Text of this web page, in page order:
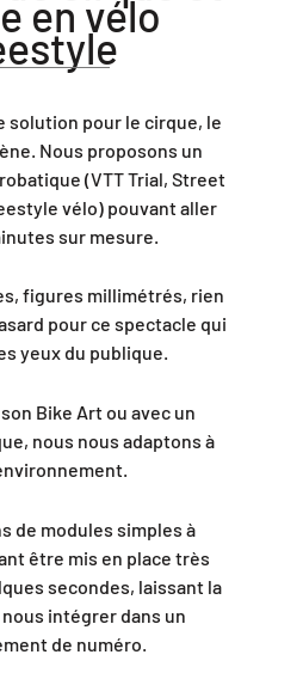
en vélo
solution pour le cirque, le
Nous proposons un
(VTT Trial, Street
vélo) pouvant aller
sur mesure.
figures millimétrés, rien
pour ce spectacle qui
yeux du publique.
Bike Art ou avec un
nous nous adaptons à
de modules simples à
être mis en place très
secondes, laissant la
intégrer dans un
de numéro.